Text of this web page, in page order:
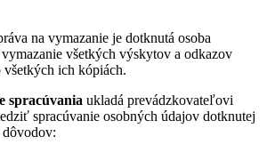
na vymazanie je dotknutá osoba
všetkých výskytov a odkazov
všetkých ich kópiách.
spracúvania ukladá prevádzkovateľovi
spracúvanie osobných údajov dotknutej
dôvodov: